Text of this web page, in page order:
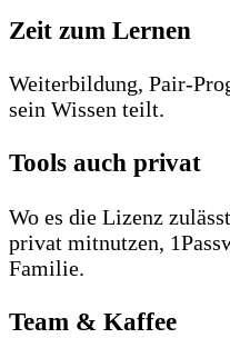
Zeit zum Lernen
Weiterbildung, Pair-
sein Wissen teilt.
Tools auch privat
Wo es die Lizenz
privat mitnutzen,
Familie.
Team & Kaffee